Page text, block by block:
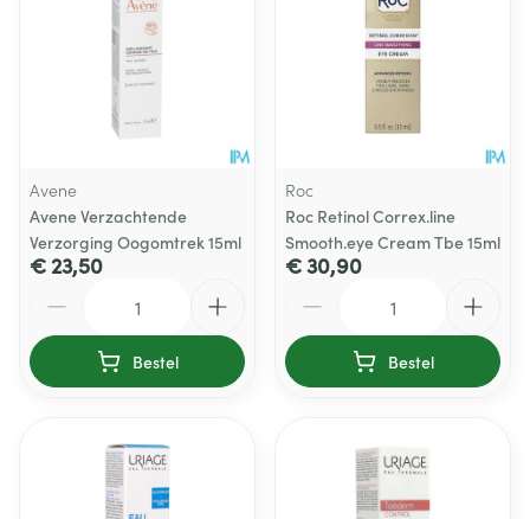
Avene
Avene Verzachtende
Verzorging Oogomtrek 15ml
€ 23,50
Bestel
Roc
Roc Retinol Correx.line
Smooth.eye Cream Tbe 15ml
€ 30,90
Bestel